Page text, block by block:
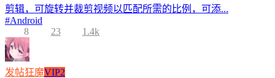
剪辑，可旋转并裁剪视频以匹配所需的比例，可添...
#Android
8
23 1.4k
发帖狂魔VIP2